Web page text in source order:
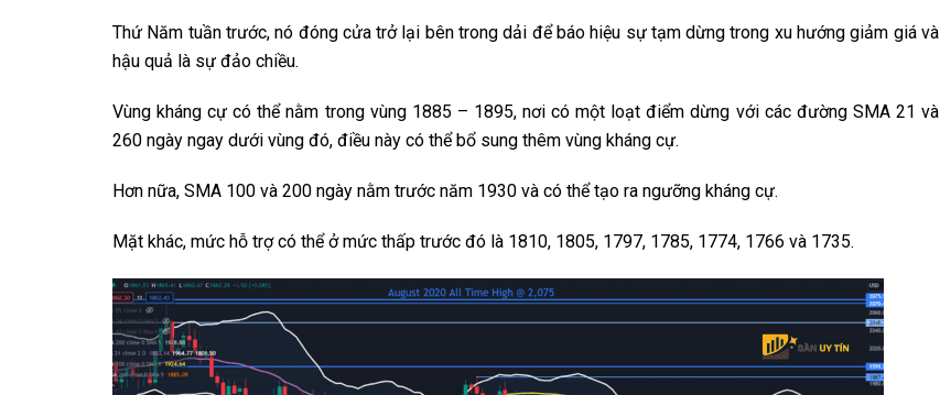
Thứ Năm tuần trước, nó đóng cửa trở lại bên trong dải để báo hiệu sự tạm dừng trong xu hướng giảm giá và
hậu quả là sự đảo chiều.
Vùng kháng cự có thể nằm trong vùng 1885 – 1895, nơi có một loạt điểm dừng với các đường SMA 21 và
260 ngày ngay dưới vùng đó, điều này có thể bổ sung thêm vùng kháng cự.
Hơn nữa, SMA 100 và 200 ngày nằm trước năm 1930 và có thể tạo ra ngưỡng kháng cự.
Mặt khác, mức hỗ trợ có thể ở mức thấp trước đó là 1810, 1805, 1797, 1785, 1774, 1766 và 1735.